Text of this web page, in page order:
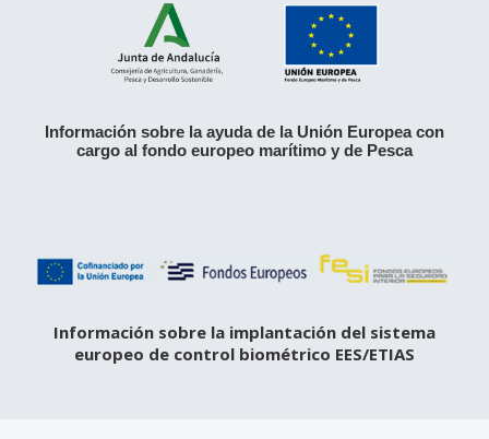
Información sobre la ayuda de la Unión Europea con
cargo al fondo europeo marítimo y de Pesca
Información sobre la implantación del sistema
europeo de control biométrico EES/ETIAS